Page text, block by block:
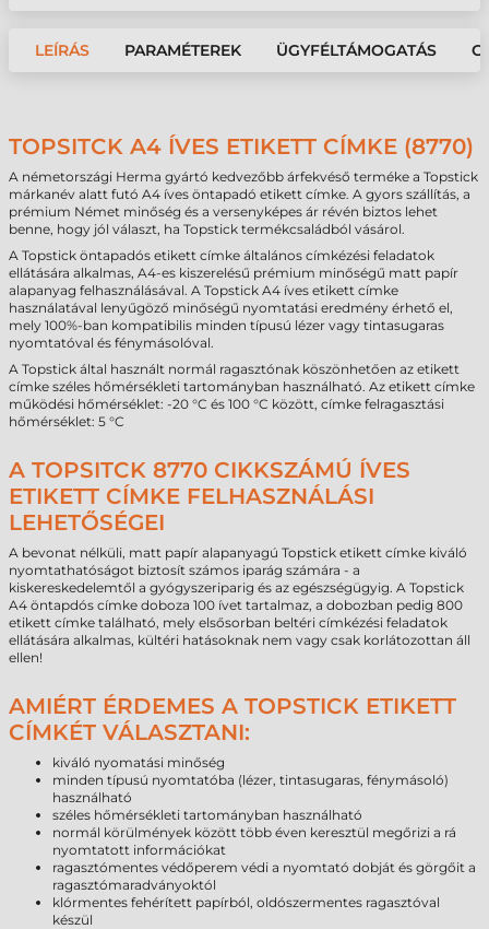
LEÍRÁS PARAMÉTEREK ÜGYFÉLTÁMOGATÁS
TOPSITCK A4 ÍVES ETIKETT CÍMKE (8770)
A németországi Herma gyártó kedvezőbb árfekvéső terméke a Topstick
márkanév alatt futó A4 íves öntapadó etikett címke. A gyors szállítás, a
prémium Német minőség és a versenyképes ár révén biztos lehet
benne, hogy jól választ, ha Topstick termékcsaládból vásárol.
A Topstick öntapadós etikett címke általános címkézési feladatok
ellátására alkalmas, A4-es kiszerelésű prémium minőségű matt papír
alapanyag felhasználásával. A Topstick A4 íves etikett címke
használatával lenyűgöző minőségű nyomtatási eredmény érhető el,
mely 100%-ban kompatibilis minden típusú lézer vagy tintasugaras
nyomtatóval és fénymásolóval.
A Topstick által használt normál ragasztónak köszönhetően az etikett
címke széles hőmérsékleti tartományban használható. Az etikett címke
működési hőmérséklet: -20 °C és 100 °C között, címke felragasztási
hőmérséklet: 5 °C
A TOPSITCK 8770 CIKKSZÁMÚ ÍVES
ETIKETT CÍMKE FELHASZNÁLÁSI
LEHETŐSÉGEI
A bevonat nélküli, matt papír alapanyagú Topstick etikett címke kiváló
nyomtathatóságot biztosít számos iparág számára - a
kiskereskedelemtől a gyógyszeriparig és az egészségügyig. A Topstick
A4 öntapdós címke doboza 100 ívet tartalmaz, a dobozban pedig 800
etikett címke található, mely elsősorban beltéri címkézési feladatok
ellátására alkalmas, kültéri hatásoknak nem vagy csak korlátozottan áll
ellen!
AMIÉRT ÉRDEMES A TOPSTICK ETIKETT
CÍMKÉT VÁLASZTANI:
kiváló nyomatási minőség
minden típusú nyomtatóba (lézer, tintasugaras, fénymásoló)
használható
széles hőmérsékleti tartományban használható
normál körülmények között több éven keresztül megőrizi a rá
nyomtatott információkat
ragasztómentes védőperem védi a nyomtató dobját és görgőit a
ragasztómaradványoktól
klórmentes fehérített papírból, oldószermentes ragasztóval
készül